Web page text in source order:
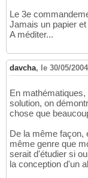
Le 3e
Jamais un papier
A méditer...
davcha, le 30/05/
En
solution, on
chose que
De la même façon,
même genre que
serait d'étudier si
la conception d'un